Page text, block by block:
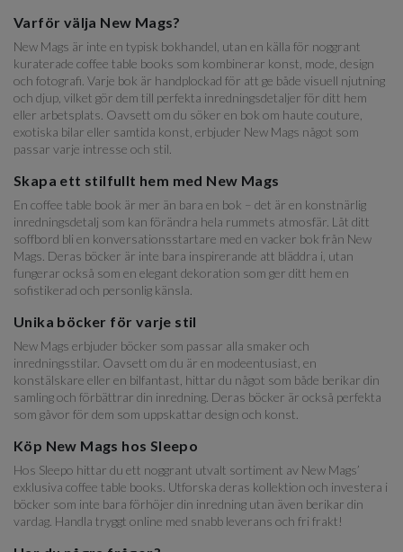
Varför välja New Mags?
New Mags är inte en typisk bokhandel, utan en källa för noggrant
kuraterade coffee table books som kombinerar konst, mode, design
och fotografi. Varje bok är handplockad för att ge både visuell njutning
och djup, vilket gör dem till perfekta inredningsdetaljer för ditt hem
eller arbetsplats. Oavsett om du söker en bok om haute couture,
exotiska bilar eller samtida konst, erbjuder New Mags något som
passar varje intresse och stil.
Skapa ett stilfullt hem med New Mags
En coffee table book är mer än bara en bok – det är en konstnärlig
inredningsdetalj som kan förändra hela rummets atmosfär. Låt ditt
soffbord bli en konversationsstartare med en vacker bok från New
Mags. Deras böcker är inte bara inspirerande att bläddra i, utan
fungerar också som en elegant dekoration som ger ditt hem en
sofistikerad och personlig känsla.
Unika böcker för varje stil
New Mags erbjuder böcker som passar alla smaker och
inredningsstilar. Oavsett om du är en modeentusiast, en
konstälskare eller en bilfantast, hittar du något som både berikar din
samling och förbättrar din inredning. Deras böcker är också perfekta
som gåvor för dem som uppskattar design och konst.
Köp New Mags hos Sleepo
Hos Sleepo hittar du ett noggrant utvalt sortiment av New Mags’
exklusiva coffee table books. Utforska deras kollektion och investera i
böcker som inte bara förhöjer din inredning utan även berikar din
vardag. Handla tryggt online med snabb leverans och fri frakt!